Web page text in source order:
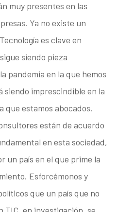
muy presentes en las
Ya no existe un
es clave en
siendo pieza
pandemia en la que hemos
siendo imprescindible en la
que estamos abocados.
están de acuerdo
en esta sociedad,
un país en el que prime la
Esforcémonos y
que un país que no